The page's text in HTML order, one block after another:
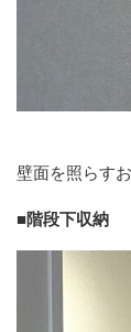
壁面を照らす
■階段下収納